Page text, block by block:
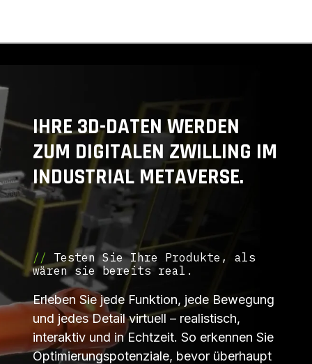
IHRE 3D-DATEN WERDEN
ZUM DIGITALEN ZWILLING IM
INDUSTRIAL METAVERSE.
// Testen Sie Ihre Produkte, als
wären sie bereits real.
Erleben Sie jede Funktion, jede Bewegung
und jedes Detail virtuell – realistisch,
interaktiv und in Echtzeit. So erkennen Sie
Optimierungspotenziale, bevor überhaupt